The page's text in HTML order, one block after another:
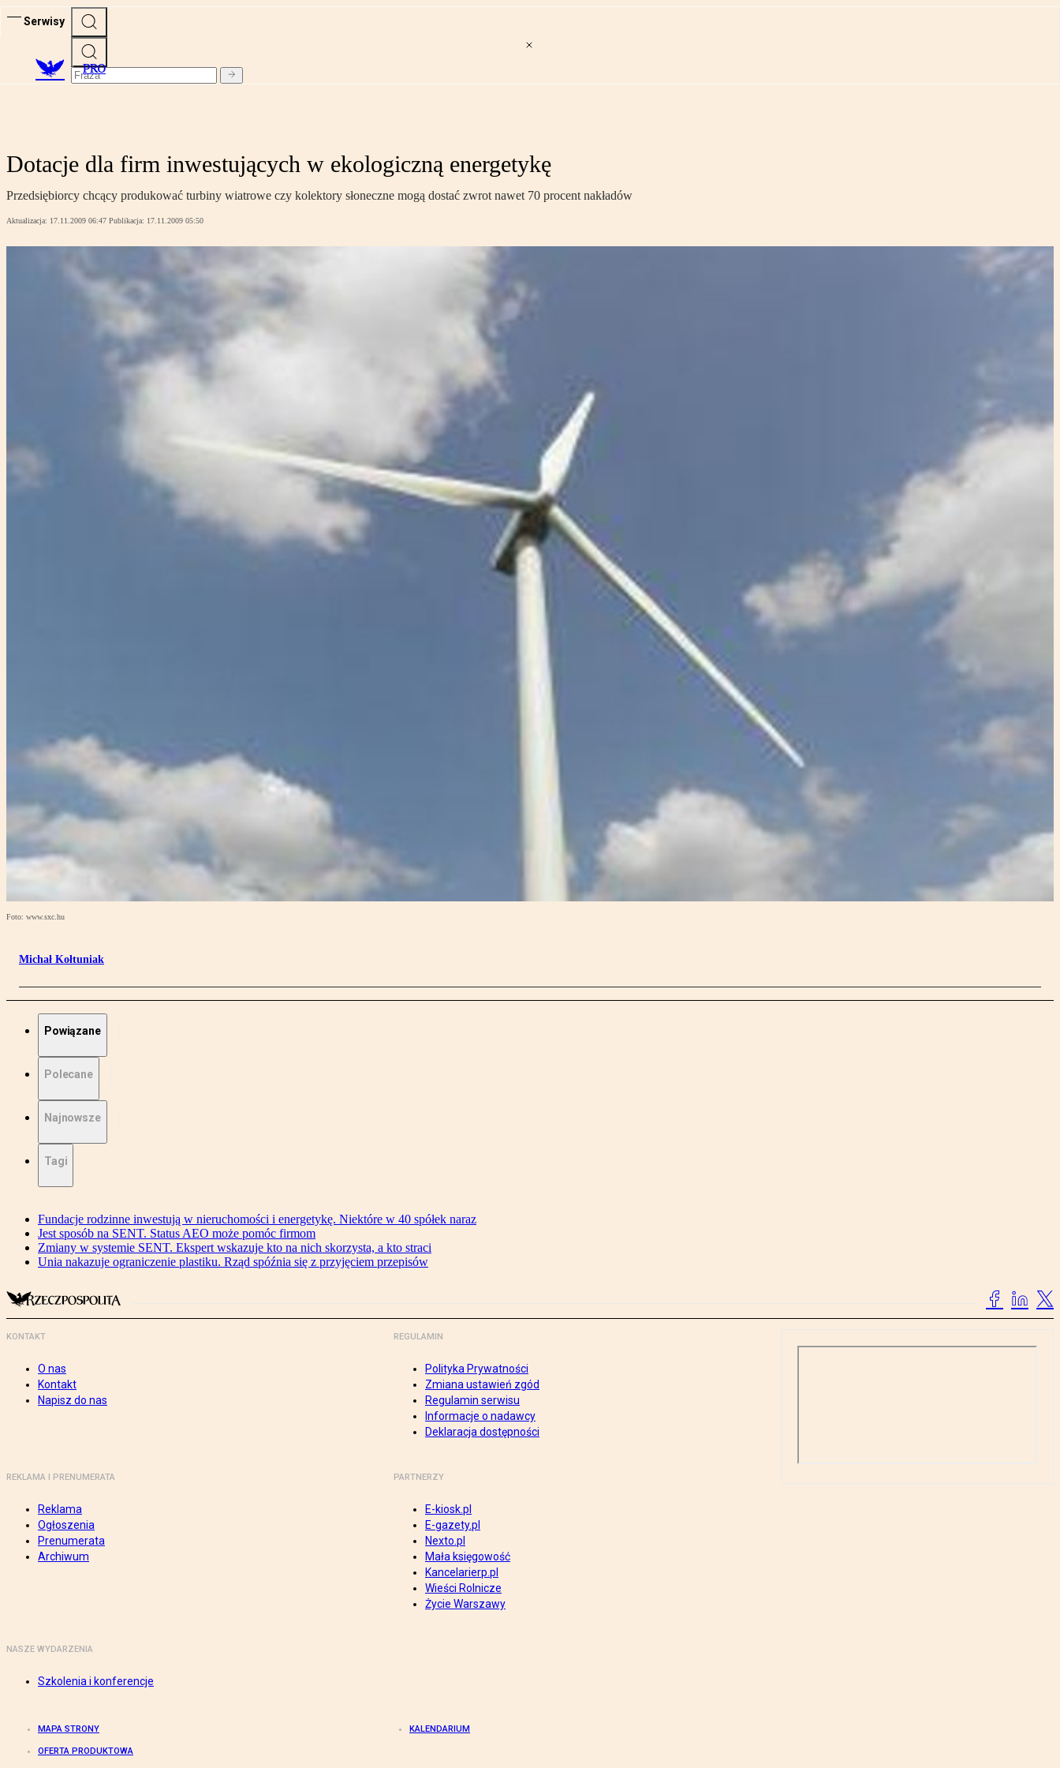
Serwisy
PRO
Dotacje dla firm inwestujących w ekologiczną energetykę
Przedsiębiorcy chcący produkować turbiny wiatrowe czy kolektory słoneczne mogą dostać zwrot nawet 70 procent nakładów
Aktualizacja: 17.11.2009 06:47 Publikacja: 17.11.2009 05:50
Foto: www.sxc.hu
Michał Kołtuniak
Powiązane
Polecane
Najnowsze
Tagi
Fundacje rodzinne inwestują w nieruchomości i energetykę. Niektóre w 40 spółek naraz
Jest sposób na SENT. Status AEO może pomóc firmom
Zmiany w systemie SENT. Ekspert wskazuje kto na nich skorzysta, a kto straci
Unia nakazuje ograniczenie plastiku. Rząd spóźnia się z przyjęciem przepisów
KONTAKT
O nas
Kontakt
Napisz do nas
REGULAMIN
Polityka Prywatności
Zmiana ustawień zgód
Regulamin serwisu
Informacje o nadawcy
Deklaracja dostępności
REKLAMA I PRENUMERATA
Reklama
Ogłoszenia
Prenumerata
Archiwum
PARTNERZY
E-kiosk.pl
E-gazety.pl
Nexto.pl
Mała księgowość
Kancelarierp.pl
Wieści Rolnicze
Życie Warszawy
NASZE WYDARZENIA
Szkolenia i konferencje
MAPA STRONY KALENDARIUM
OFERTA PRODUKTOWA